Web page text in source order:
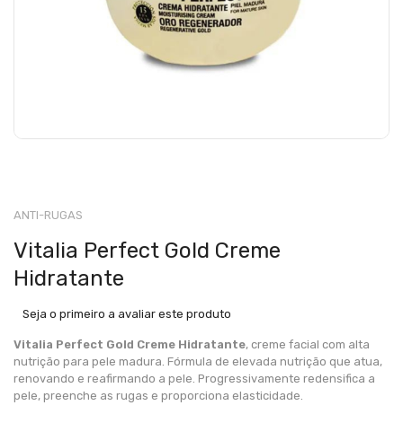
ANTI-RUGAS
Vitalia Perfect Gold Creme
Hidratante
Seja o primeiro a avaliar este produto
Vitalia Perfect Gold Creme Hidratante, creme facial com alta
nutrição para pele madura. Fórmula de elevada nutrição que atua,
renovando e reafirmando a pele. Progressivamente redensifica a
pele, preenche as rugas e proporciona elasticidade.